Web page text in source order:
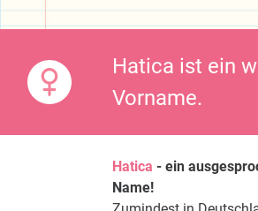
Hatica ist ein
Vorname.
Hatica - ein
Name!